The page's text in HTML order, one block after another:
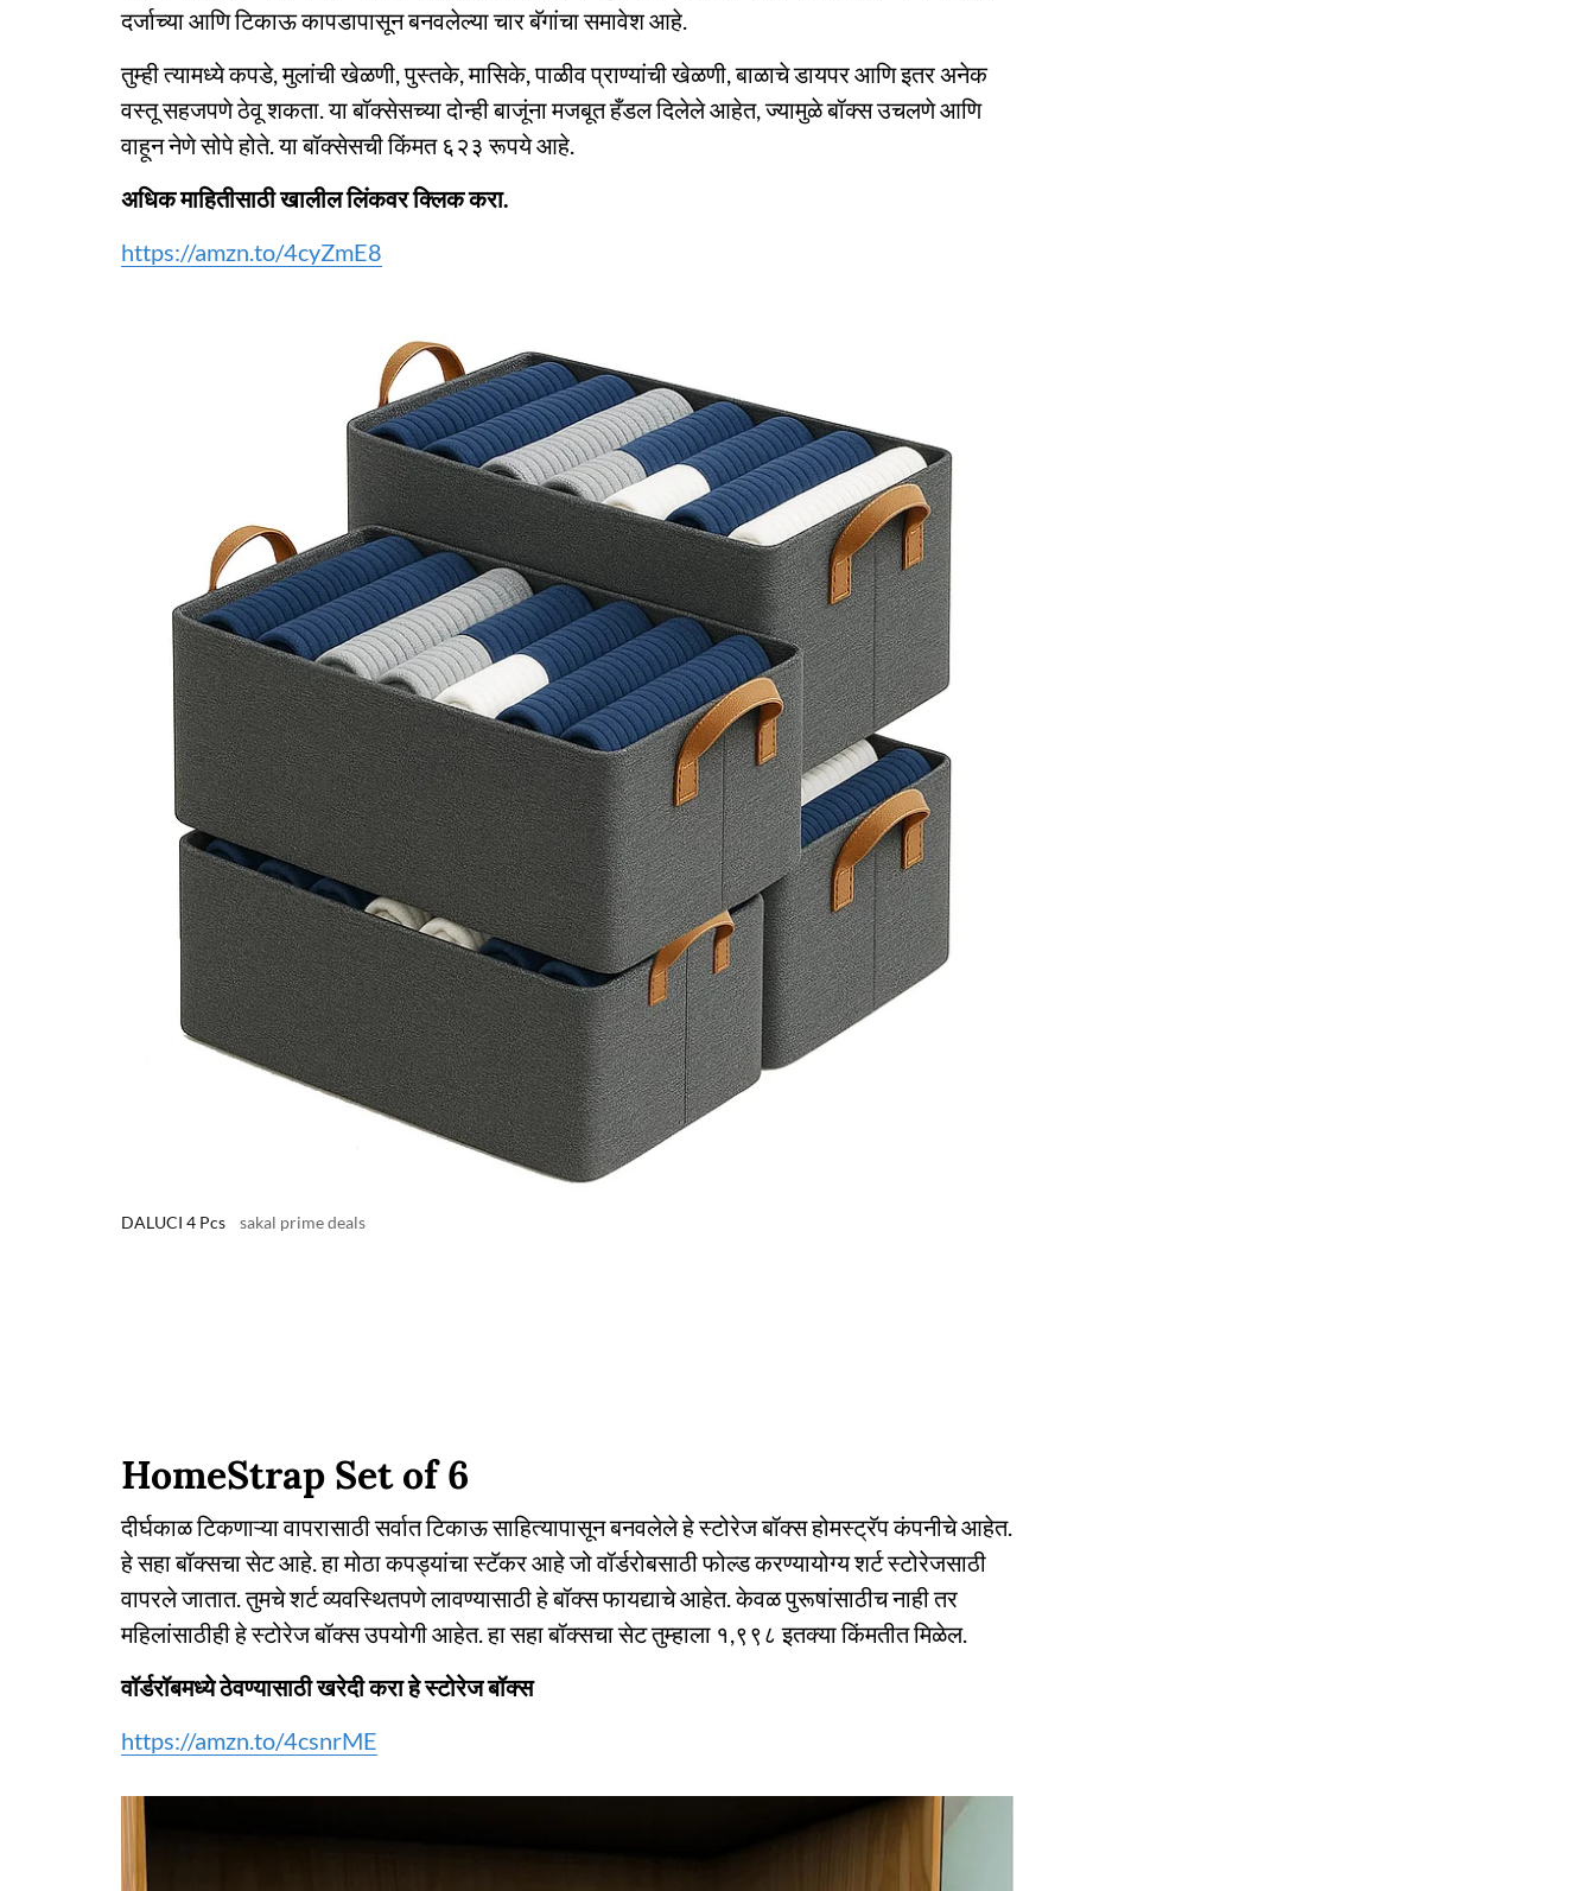
दर्जाच्या आणि टिकाऊ कापडापासून बनवलेल्या चार बॅगांचा समावेश आहे.
तुम्ही त्यामध्ये कपडे, मुलांची खेळणी, पुस्तके, मासिके, पाळीव प्राण्यांची खेळणी, बाळाचे डायपर आणि इतर अनेक
वस्तू सहजपणे ठेवू शकता. या बॉक्सेसच्या दोन्ही बाजूंना मजबूत हँडल दिलेले आहेत, ज्यामुळे बॉक्स उचलणे आणि
वाहून नेणे सोपे होते. या बॉक्सेसची किंमत ६२३ रूपये आहे.
अधिक माहितीसाठी खालील लिंकवर क्लिक करा.
https://amzn.to/4cyZmE8
DALUCI 4 Pcs sakal prime deals
HomeStrap Set of 6
दीर्घकाळ टिकणाऱ्या वापरासाठी सर्वात टिकाऊ साहित्यापासून बनवलेले हे स्टोरेज बॉक्स होमस्ट्रॅप कंपनीचे आहेत.
हे सहा बॉक्सचा सेट आहे. हा मोठा कपड्यांचा स्टॅकर आहे जो वॉर्डरोबसाठी फोल्ड करण्यायोग्य शर्ट स्टोरेजसाठी
वापरले जातात. तुमचे शर्ट व्यवस्थितपणे लावण्यासाठी हे बॉक्स फायद्याचे आहेत. केवळ पुरूषांसाठीच नाही तर
महिलांसाठीही हे स्टोरेज बॉक्स उपयोगी आहेत. हा सहा बॉक्सचा सेट तुम्हाला १,९९८ इतक्या किंमतीत मिळेल.
वॉर्डरॉबमध्ये ठेवण्यासाठी खरेदी करा हे स्टोरेज बॉक्स
https://amzn.to/4csnrME